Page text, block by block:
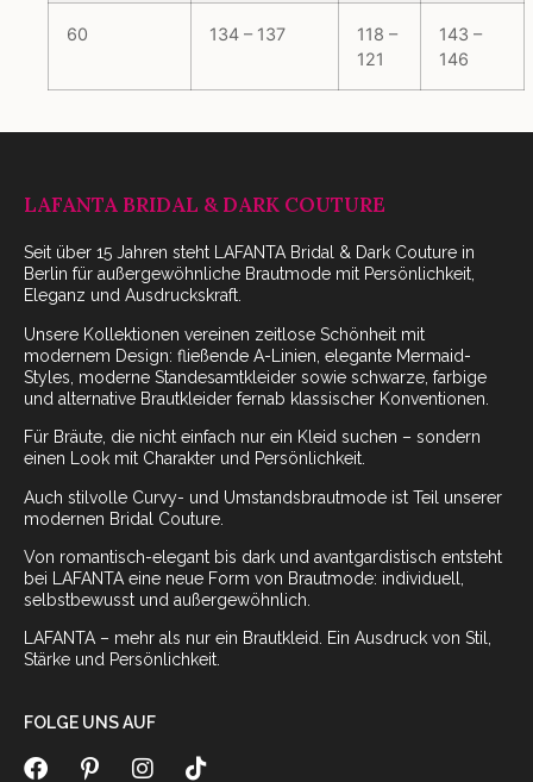
60 134 – 137
118 –
121
143 –
146
LAFANTA BRIDAL & DARK COUTURE
Seit über 15 Jahren steht LAFANTA Bridal & Dark Couture in
Berlin für außergewöhnliche Brautmode mit Persönlichkeit,
Eleganz und Ausdruckskraft.
Unsere Kollektionen vereinen zeitlose Schönheit mit
modernem Design: fließende A-Linien, elegante Mermaid-
Styles, moderne Standesamtkleider sowie schwarze, farbige
und alternative Brautkleider fernab klassischer Konventionen.
Für Bräute, die nicht einfach nur ein Kleid suchen – sondern
einen Look mit Charakter und Persönlichkeit.
Auch stilvolle Curvy- und Umstandsbrautmode ist Teil unserer
modernen Bridal Couture.
Von romantisch-elegant bis dark und avantgardistisch entsteht
bei LAFANTA eine neue Form von Brautmode: individuell,
selbstbewusst und außergewöhnlich.
LAFANTA – mehr als nur ein Brautkleid. Ein Ausdruck von Stil,
Stärke und Persönlichkeit.
FOLGE UNS AUF